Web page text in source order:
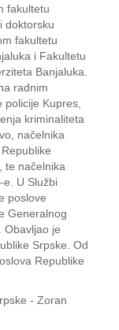
fakultetu
doktorsku
fakultetu
i Fakultetu
Banjaluka.
radnim
Kupres,
kriminaliteta
načelnika
te načelnika
e. U Službi
poslove
Generalnog
Obavljao je
Srpske. Od
Republike
- Zoran